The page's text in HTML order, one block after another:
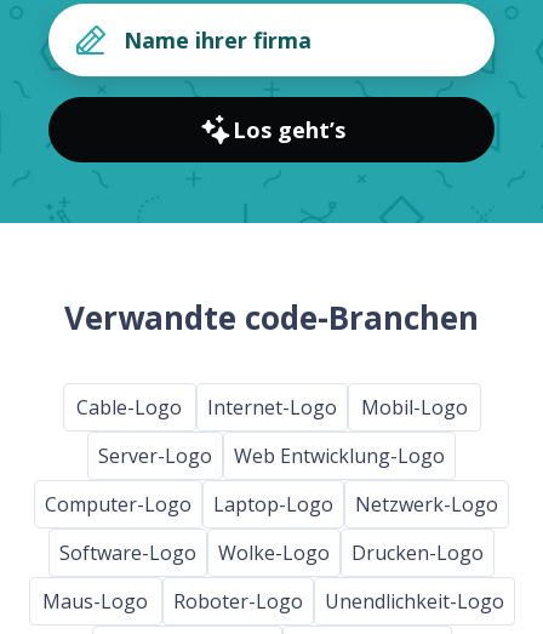
Los geht’s
Verwandte code-Branchen
Cable-Logo Internet-Logo
Mobil-Logo
Server-Logo
Web Entwicklung-Logo
Computer-Logo
Laptop-Logo
Netzwerk-Logo
Software-Logo
Wolke-Logo
Drucken-Logo
Maus-Logo
Roboter-Logo
Unendlichkeit-Logo